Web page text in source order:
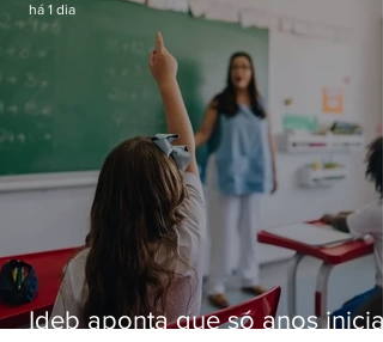
Ideb aponta que só anos
há 1 dia